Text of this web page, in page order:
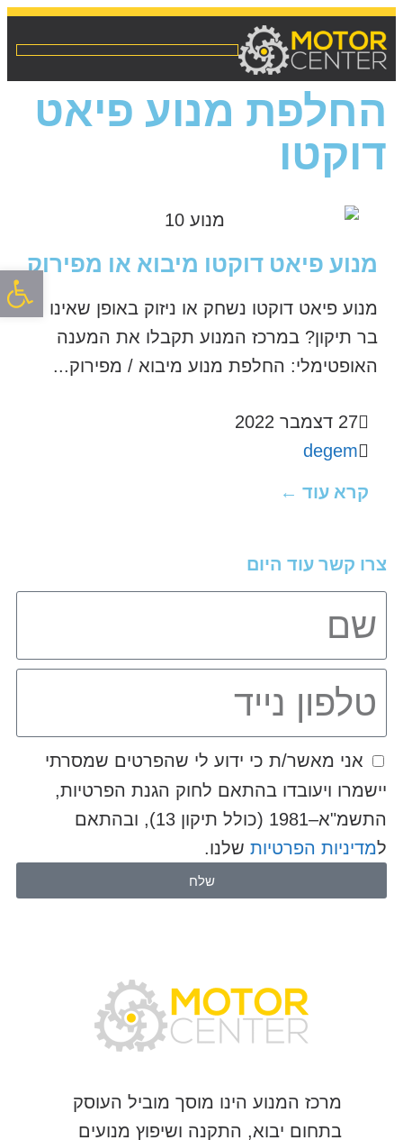
פתח
החלפת מנוע פיאט
דוקטו
מנוע פיאט דוקטו מיבוא או מפירוק
מנוע פיאט דוקטו נשחק או ניזוק באופן שאינו
בר תיקון? במרכז המנוע תקבלו את המענה
האופטימלי: החלפת מנוע מיבוא / מפירוק...
27 דצמבר 2022
degem
קרא עוד ←
צרו קשר עוד היום
אני מאשר/ת כי ידוע לי שהפרטים שמסרתי
יישמרו ויעובדו בהתאם לחוק הגנת הפרטיות,
התשמ"א–1981 (כולל תיקון 13), ובהתאם
למדיניות הפרטיותשלנו.
שלח
מרכז המנוע הינו מוסך מוביל העוסק
בתחום יבוא, התקנה ושיפוץ מנועים